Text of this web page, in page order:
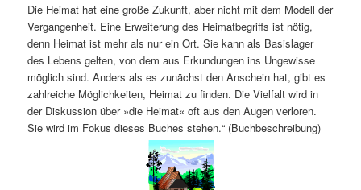
Die Heimat hat eine große Zukunft, aber nicht mit dem Modell der
Vergangenheit. Eine Erweiterung des Heimatbegriffs ist nötig,
denn Heimat ist mehr als nur ein Ort. Sie kann als Basislager
des Lebens gelten, von dem aus Erkundungen ins Ungewisse
möglich sind. Anders als es zunächst den Anschein hat, gibt es
zahlreiche Möglichkeiten, Heimat zu finden. Die Vielfalt wird in
der Diskussion über »die Heimat« oft aus den Augen verloren.
Sie wird im Fokus dieses Buches stehen.“ (Buchbeschreibung)